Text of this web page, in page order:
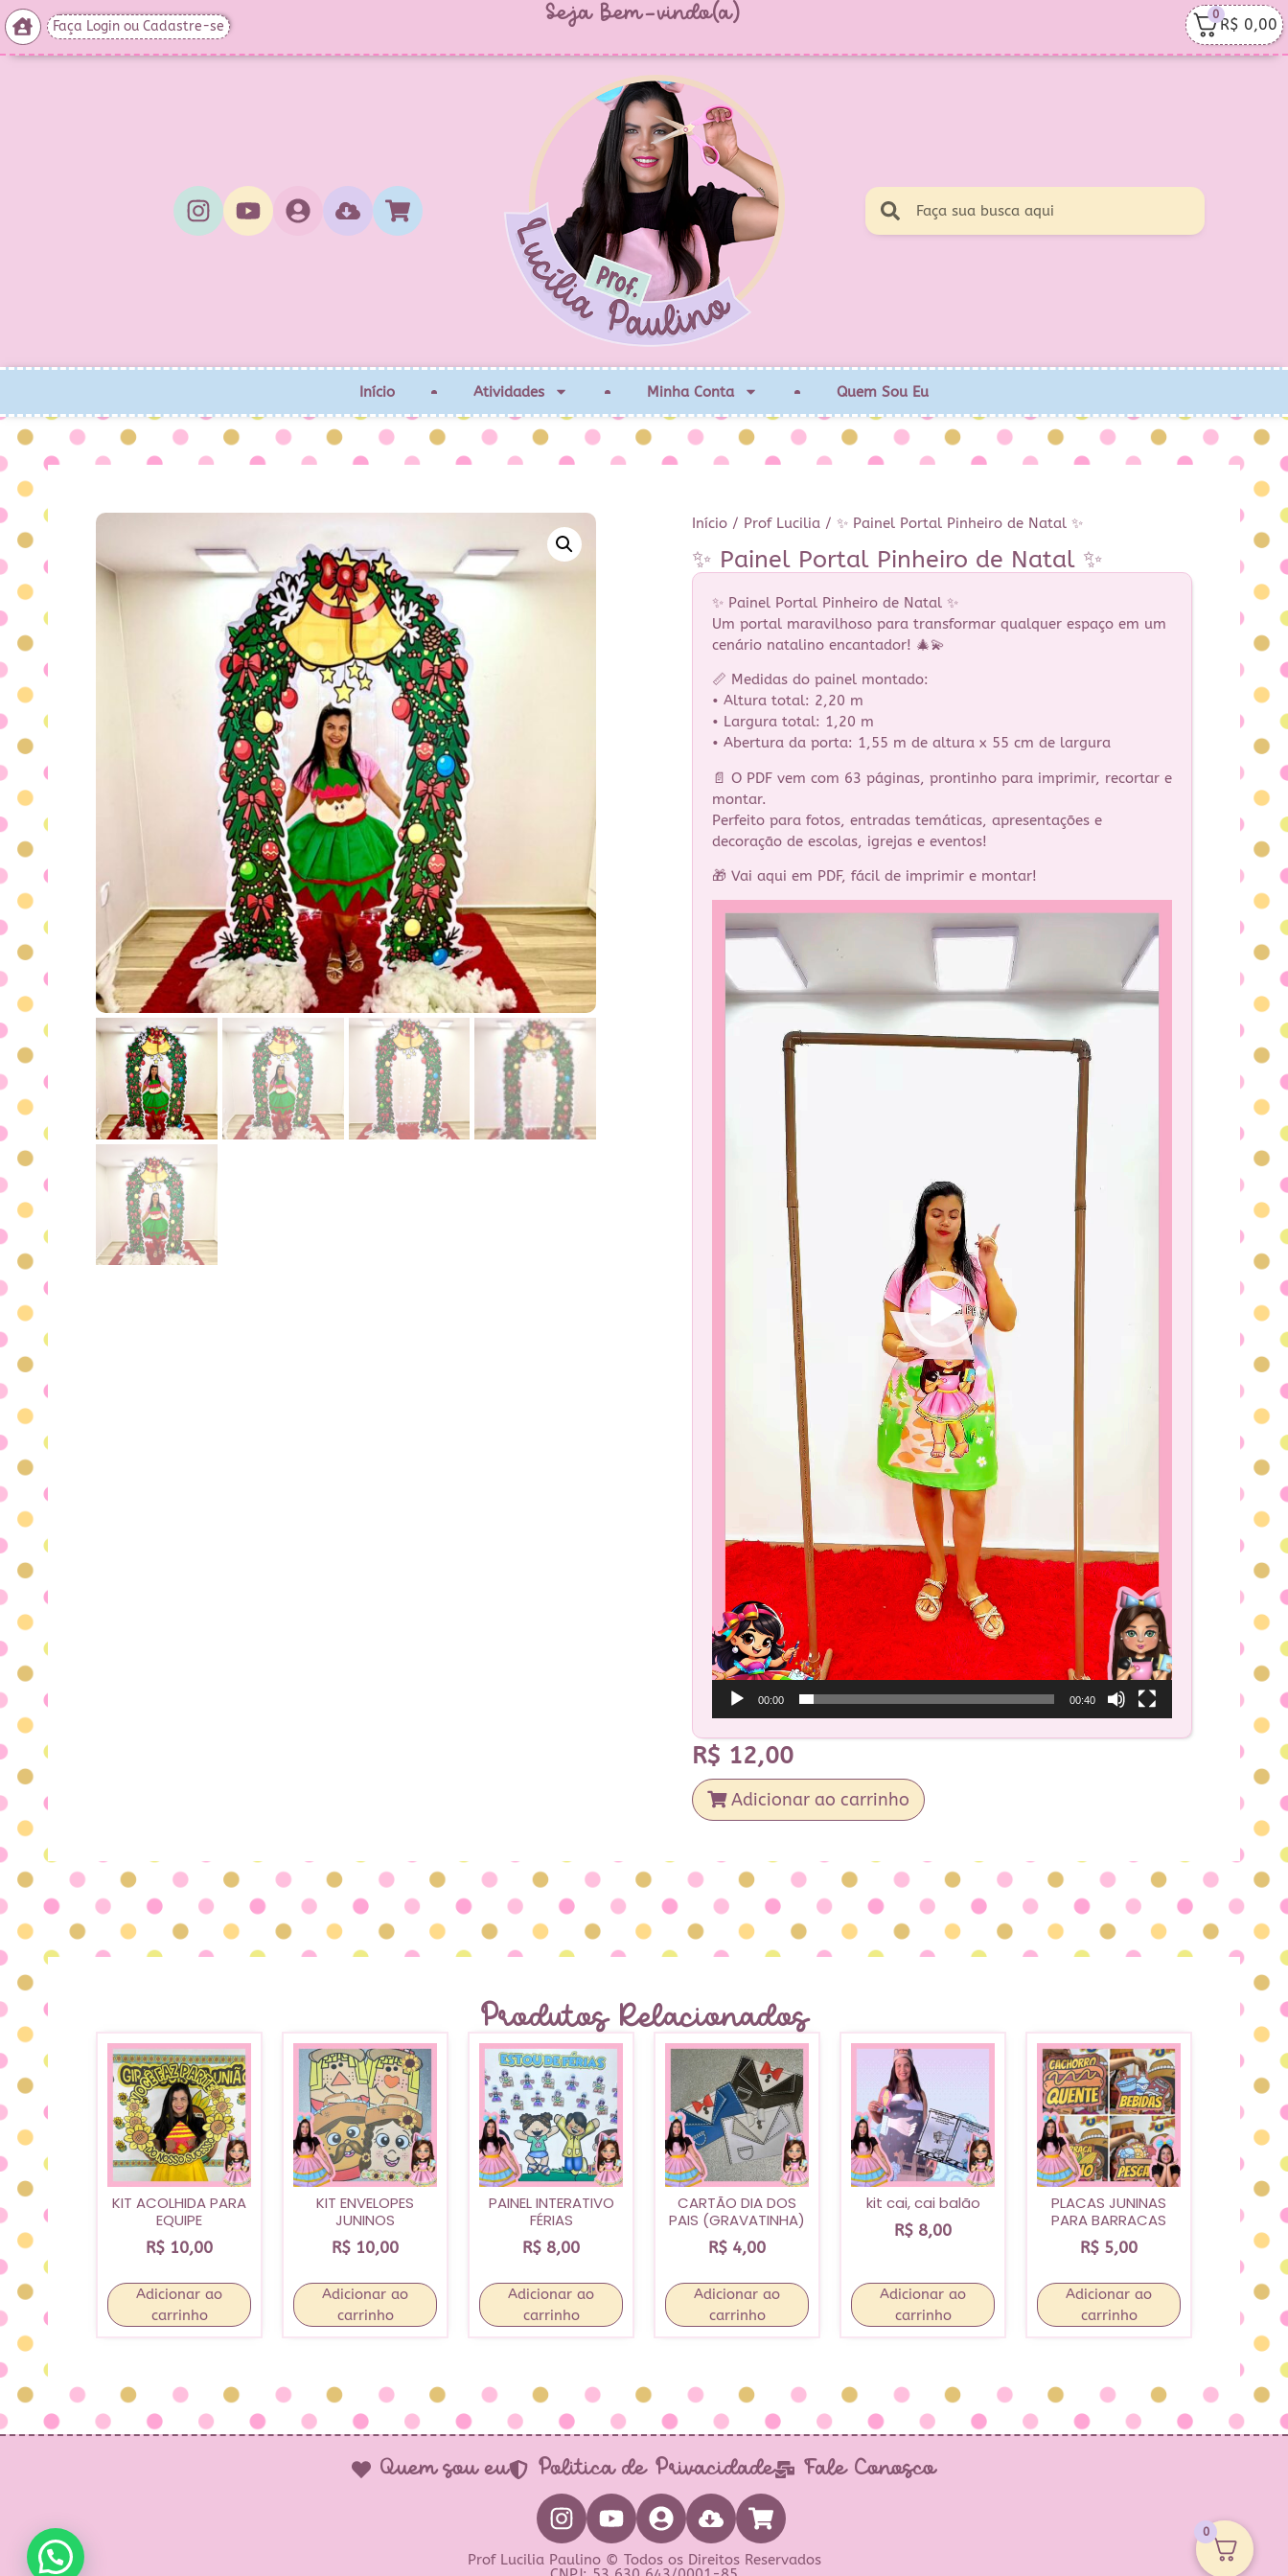
Faça Login ou Cadastre-se Seja Bem-vindo(a) 0
R$ 0,00
Início Atividades Minha Conta Quem Sou Eu
Início / Prof Lucilia / ✨ Painel Portal Pinheiro de Natal ✨
✨ Painel Portal Pinheiro de Natal ✨
✨ Painel Portal Pinheiro de Natal ✨
Um portal maravilhoso para transformar qualquer espaço em um
cenário natalino encantador! 🎄💫
📏 Medidas do painel montado:
• Altura total: 2,20 m
• Largura total: 1,20 m
• Abertura da porta: 1,55 m de altura x 55 cm de largura
📄 O PDF vem com 63 páginas, prontinho para imprimir, recortar e
montar.
Perfeito para fotos, entradas temáticas, apresentações e
decoração de escolas, igrejas e eventos!
🎁 Vai aqui em PDF, fácil de imprimir e montar!
Tocador
de
00:00 00:40
R$ 12,00
Adicionar ao carrinho
Produtos Relacionados
KIT ACOLHIDA PARA
EQUIPE
R$ 10,00
Adicionar ao
carrinho
KIT ENVELOPES
JUNINOS
R$ 10,00
Adicionar ao
carrinho
PAINEL INTERATIVO
FÉRIAS
R$ 8,00
Adicionar ao
carrinho
CARTÃO DIA DOS
PAIS (GRAVATINHA)
R$ 4,00
Adicionar ao
carrinho
kit cai, cai balão
R$ 8,00
Adicionar ao
carrinho
PLACAS JUNINAS
PARA BARRACAS
R$ 5,00
Adicionar ao
carrinho
Quem sou eu Política de Privacidade Fale Conosco
Prof Lucilia Paulino © Todos os Direitos Reservados
0